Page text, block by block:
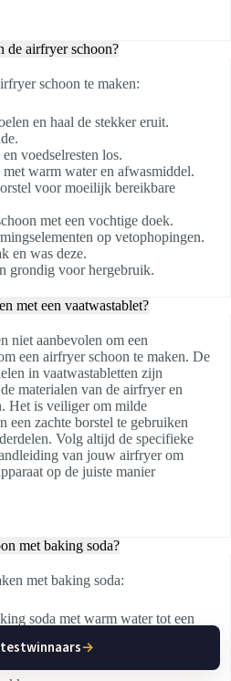
de airfryer schoon?
schoon te maken:
en haal de stekker eruit.
voedselresten los.
met warm water en afwasmiddel.
voor moeilijk bereikbare
met een vochtige doek.
op vetophopingen.
en was deze.
grondig voor hergebruik.
met een vaatwastablet?
niet aanbevolen om een
een airfryer schoon te maken. De
in vaatwastabletten zijn
materialen van de airfryer en
Het is veiliger om milde
een zachte borstel te gebruiken
Volg altijd de specifieke
van jouw airfryer om
op de juiste manier
met baking soda?
met baking soda:
soda met warm water tot een
vettige of aangekoekte plekken in
→